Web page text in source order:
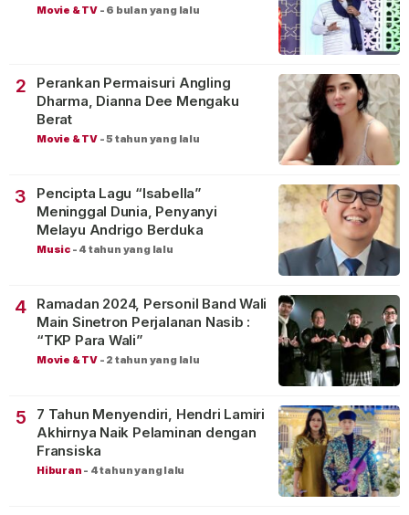
Movie & TV - 6 bulan yang lalu
2
Perankan Permaisuri Angling
Dharma, Dianna Dee Mengaku
Berat
Movie & TV -5 tahun yang lalu
3
Pencipta Lagu “Isabella”
Meninggal Dunia, Penyanyi
Melayu Andrigo Berduka
Music - 4 tahun yang lalu
4
Ramadan 2024, Personil Band Wali
Main Sinetron Perjalanan Nasib :
“TKP Para Wali”
Movie & TV - 2 tahun yang lalu
5
7 Tahun Menyendiri, Hendri Lamiri
Akhirnya Naik Pelaminan dengan
Fransiska
Hiburan - 4 tahun yang lalu